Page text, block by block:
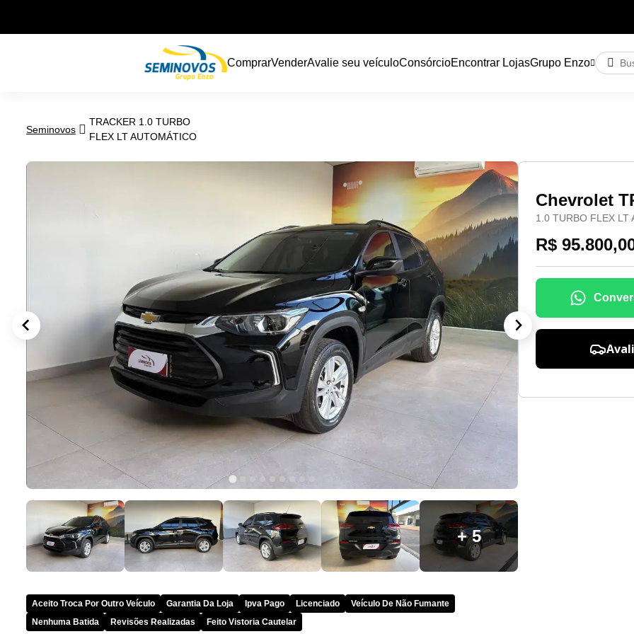
ComprarVenderAvalie seu veículoConsórcioEncontrar LojasGrupo Enzo
Seminovos
TRACKER 1.0 TURBO
FLEX LT AUTOMÁTICO
+ 5
Aceito Troca Por Outro Veículo Garantia Da Loja Ipva Pago Licenciado
Veículo De Não Fumante
Nenhuma Batida
Revisões Realizadas Feito Vistoria Cautelar
Chevrolet
1.0 TURBO FLEX LT
R$